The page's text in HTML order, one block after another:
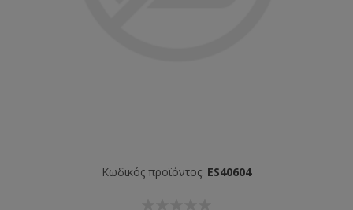
Κωδικός προϊόντος: ES40604